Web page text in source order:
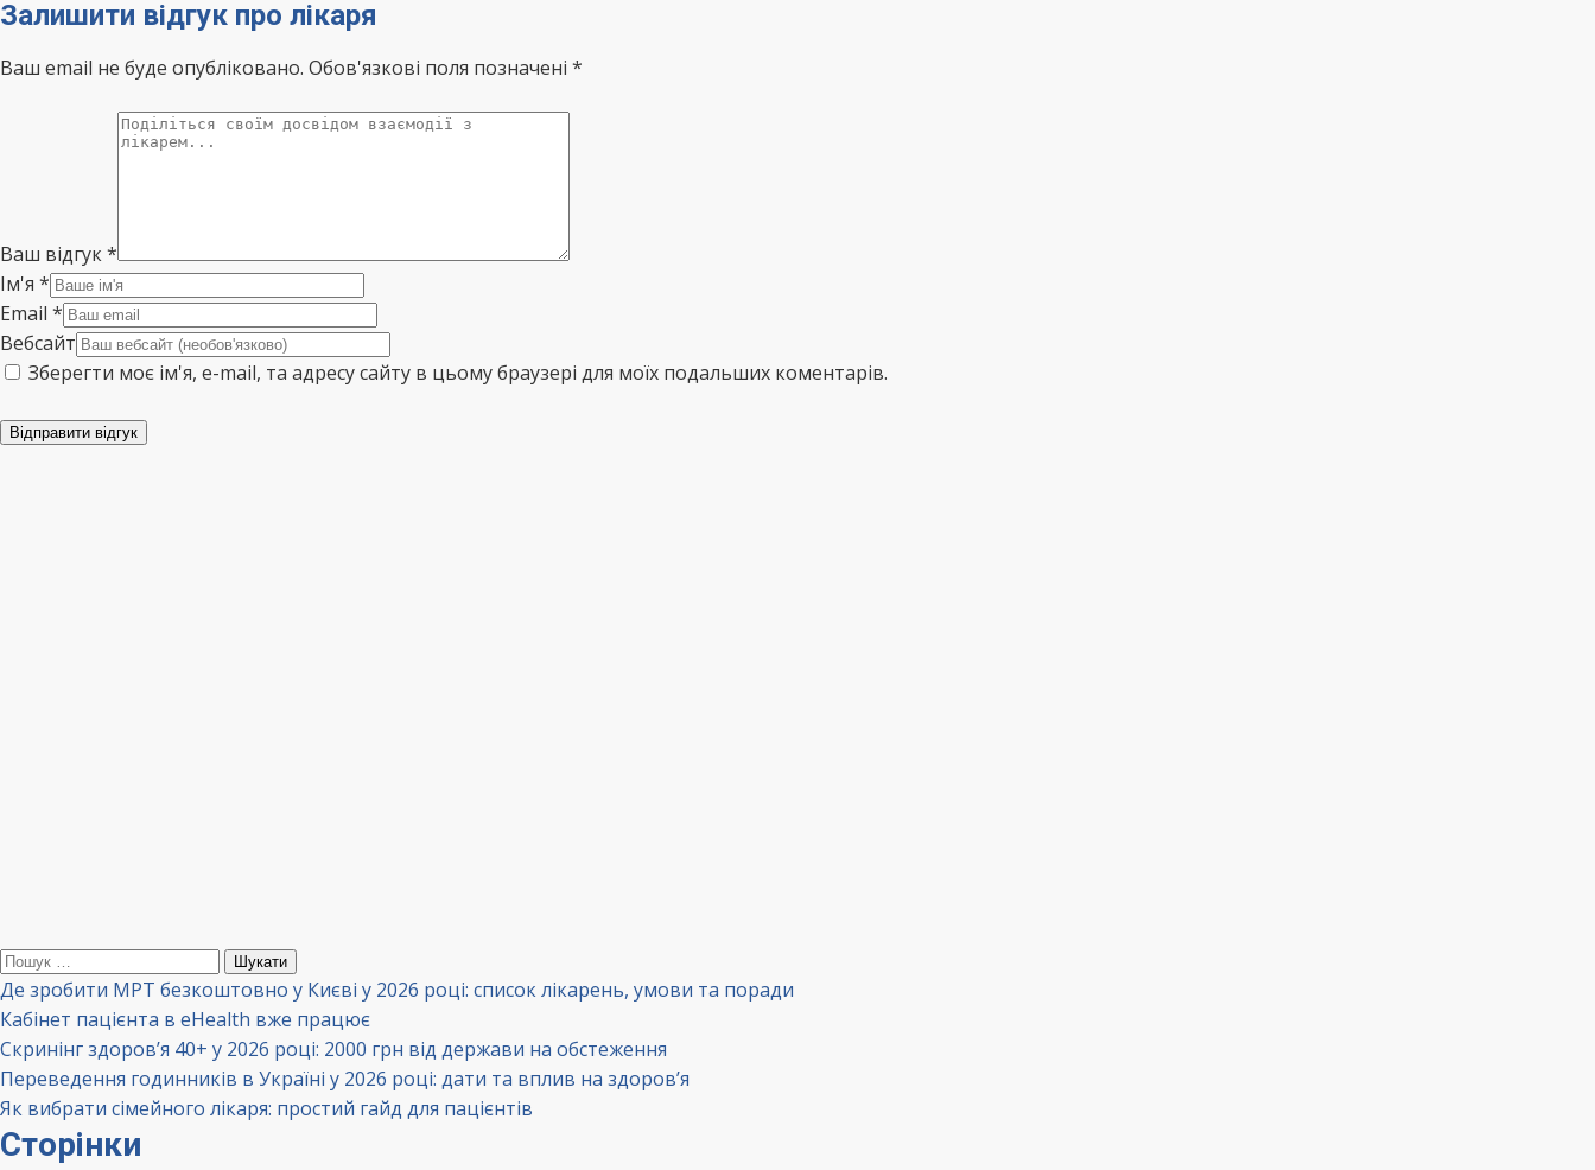
Залишити відгук про лікаря
Ваш email не буде опубліковано. Обов'язкові поля позначені *
Ваш відгук*
Ім'я *
Email *
Вебсайт
Зберегти моє ім'я, e-mail, та адресу сайту в цьому браузері для моїх подальших коментарів.
Відправити відгук
Пошук:
Де зробити МРТ безкоштовно у Києві у 2026 році: список лікарень, умови та поради
Кабінет пацієнта в eHealth вже працює
Скринінг здоров’я 40+ у 2026 році: 2000 грн від держави на обстеження
Переведення годинників в Україні у 2026 році: дати та вплив на здоров’я
Як вибрати сімейного лікаря: простий гайд для пацієнтів
Сторінки